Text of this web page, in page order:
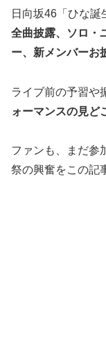
日向坂46「ひな誕
全曲披露、ソロ・
ー、新メンバーお
ライブ前の予習や
ォーマンスの見ど
ファンも、まだ参
祭の興奮をこの記